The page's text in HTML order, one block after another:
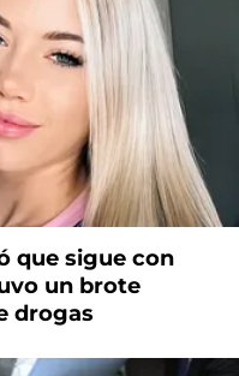
que sigue con
un brote
drogas